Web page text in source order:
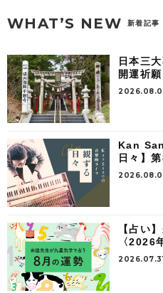
WHAT’S NEW 新着記事
日本三
開運祈
Kan
日々】
【占い
〈2026
2026.07.31